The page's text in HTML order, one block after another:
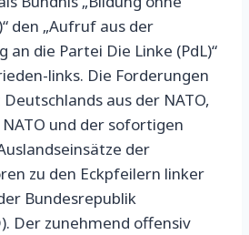
den „Aufruf aus der
an die Partei Die Linke (PdL)“
links. Die Forderungen
aus der NATO,
und der sofortigen
der
zu den Eckpfeilern linker
Bundesrepublik
Der zunehmend offensiv